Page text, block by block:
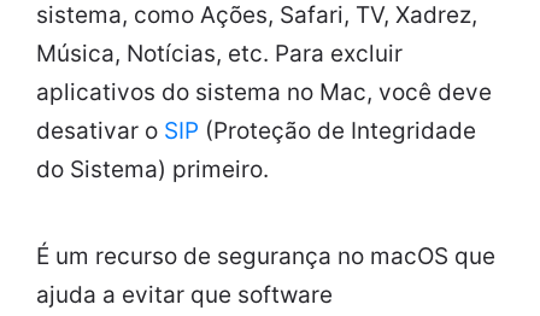
sistema, como Ações, Safari, TV, Xadrez,
Música, Notícias, etc. Para excluir
aplicativos do sistema no Mac, você deve
desativar o SIP (Proteção de Integridade
do Sistema) primeiro.
É um recurso de segurança no macOS que
ajuda a evitar que software